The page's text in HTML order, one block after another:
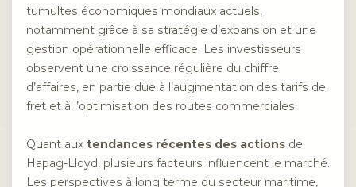
tumultes économiques mondiaux actuels,
notamment grâce à sa stratégie d’expansion et une
gestion opérationnelle efficace. Les investisseurs
observent une croissance régulière du chiffre
d’affaires, en partie due à l’augmentation des tarifs de
fret et à l’optimisation des routes commerciales.
Quant aux tendances récentes des actions de
Hapag-Lloyd, plusieurs facteurs influencent le marché.
Les perspectives à long terme du secteur maritime,